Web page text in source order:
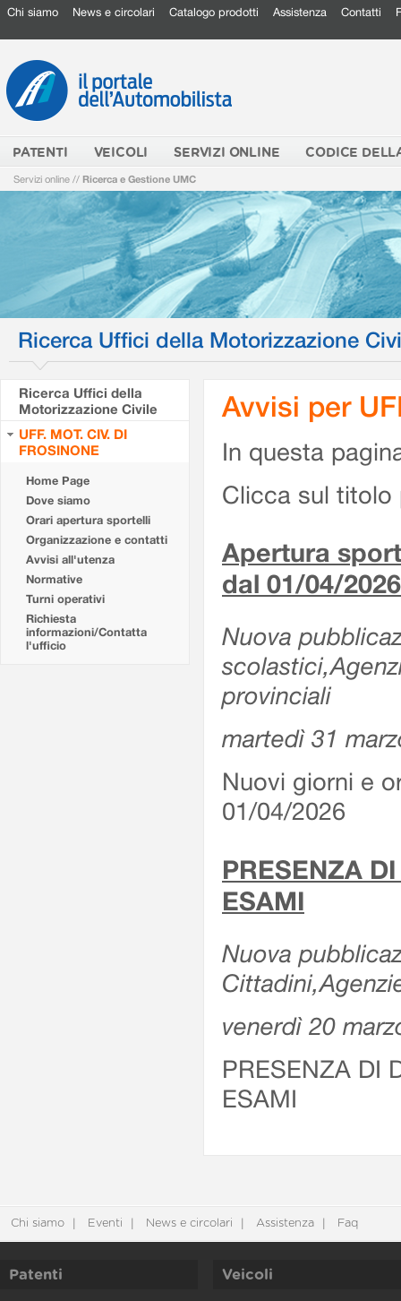
Chi siamo News e circolari Catalogo prodotti Assistenza Contatti
PATENTI VEICOLI SERVIZI ONLINE CODICE
Servizi online // Ricerca e Gestione UMC
Ricerca Uffici della Motorizzazione
Ricerca Uffici della
Motorizzazione Civile
UFF. MOT. CIV. DI
FROSINONE
Home Page
Dove siamo
Orari apertura sportelli
Organizzazione e contatti
Avvisi all'utenza
Normative
Turni operativi
Richiesta
informazioni/Contatta
l'ufficio
Avvisi per
In questa
Clicca sul titolo
Apertura
dal 01/04/2026
Nuova
provinciali
martedì 31
Nuovi giorni e
01/04/2026
PRESENZA
ESAMI
Nuova
venerdì 20
PRESENZA DI
ESAMI
Chi siamo Eventi News e circolari Assistenza Faq
Patenti Veicoli